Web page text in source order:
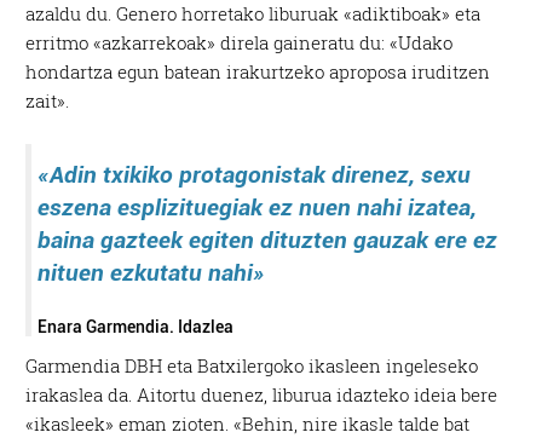
azaldu du. Genero horretako liburuak «adiktiboak» eta
erritmo «azkarrekoak» direla gaineratu du: «Udako
hondartza egun batean irakurtzeko aproposa iruditzen
zait».
«Adin txikiko protagonistak direnez, sexu
eszena esplizituegiak ez nuen nahi izatea,
baina gazteek egiten dituzten gauzak ere ez
nituen ezkutatu nahi»
Enara Garmendia. Idazlea
Garmendia DBH eta Batxilergoko ikasleen ingeleseko
irakaslea da. Aitortu duenez, liburua idazteko ideia bere
«ikasleek» eman zioten. «Behin, nire ikasle talde bat